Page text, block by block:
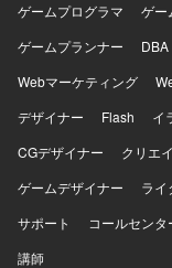
ゲームプログラマ
ゲー
ゲームプランナー
DBA
Webマーケティング
デザイナー
Flash イ
CGデザイナー
クリエ
ゲームデザイナー
ライ
サポート
コールセンタ
講師